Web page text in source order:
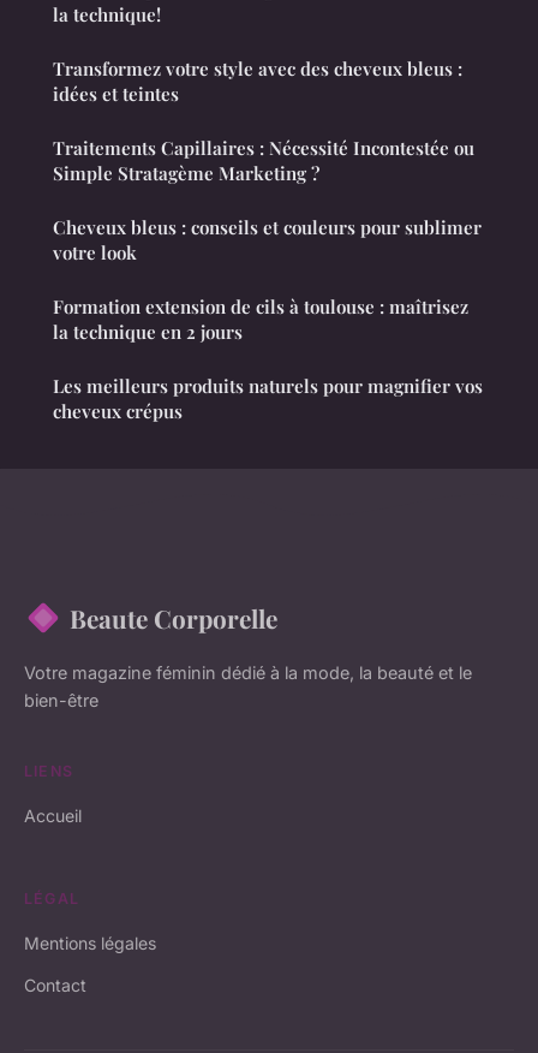
la technique!
Transformez votre style avec des cheveux bleus :
idées et teintes
Traitements Capillaires : Nécessité Incontestée ou
Simple Stratagème Marketing ?
Cheveux bleus : conseils et couleurs pour sublimer
votre look
Formation extension de cils à toulouse : maîtrisez
la technique en 2 jours
Les meilleurs produits naturels pour magnifier vos
cheveux crépus
Beaute Corporelle
Votre magazine féminin dédié à la mode, la beauté et le
bien-être
LIENS
Accueil
LÉGAL
Mentions légales
Contact